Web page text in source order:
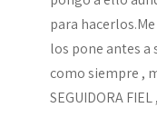
para
los pone antes a
como siempre ,
SEGUIDORA FIEL